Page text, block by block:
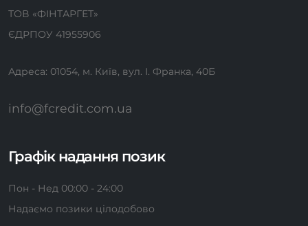
ТОВ «ФІНТАРГЕТ»
ЄДРПОУ 41955906
Адреса: 01054, м. Київ, вул. І. Франка, 40Б
info@fcredit.com.ua
Графік надання позик
Пон - Нед 00:00 - 24:00
Надаємо позики цілодобово